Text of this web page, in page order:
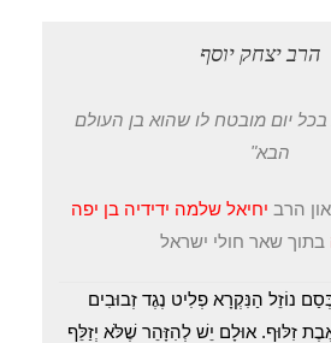
יום מובטח לו שהוא בן העולם
הבא"
הרב יחיאל שלמה ידידיה בן יפה
בתוך שאר חולי ישראל
נוֹזֵל הַנִּקְרָא פְלִיט נֶגֶד זְבוּבִים
זִלּוּף. אוּלָם יֵשׁ לְהִזָּהֵר שֶׁלֹּא יְזַלֵּף